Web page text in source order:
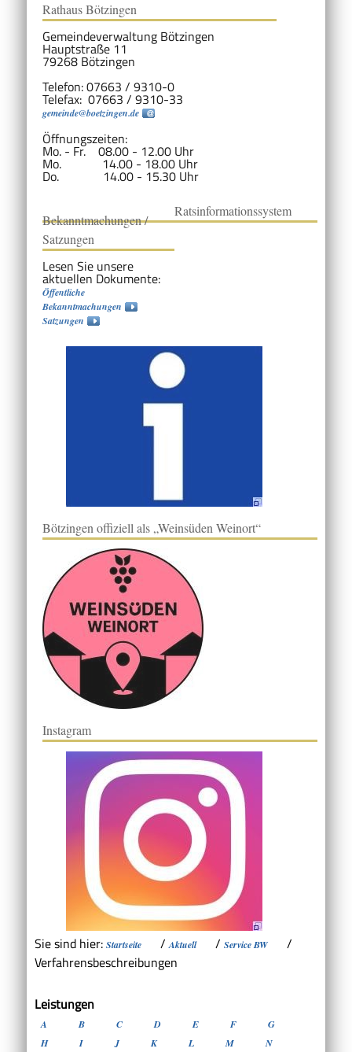
Rathaus Bötzingen
Gemeindeverwaltung Bötzingen
Hauptstraße 11
79268 Bötzingen
Telefon: 07663 / 9310-0
Telefax: 07663 / 9310-33
gemeinde@boetzingen.de
Öffnungszeiten:
Mo. - Fr. 08.00 - 12.00 Uhr
Mo. 14.00 - 18.00 Uhr
Do. 14.00 - 15.30 Uhr
Bekanntmachungen /
Satzungen
Lesen Sie unsere
aktuellen Dokumente:
Öffentliche
Bekanntmachungen
Satzungen
Ratsinformationssystem
Bötzingen offiziell als „Weinsüden Weinort“
Instagram
Sie sind hier: Startseite /Aktuell / Service BW
/
Verfahrensbeschreibungen
Leistungen
A B C D E F
G
H
I J K L M
N